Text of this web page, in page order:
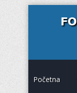
Početna